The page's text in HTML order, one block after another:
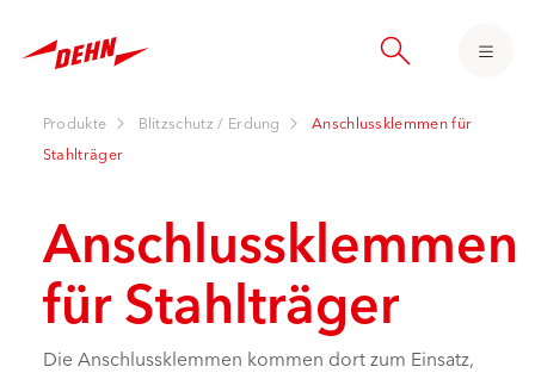
main
Produkte Blitzschutz / Erdung
Anschlussklemmen für
Stahlträger
Anschlussklemmen
für Stahlträger
Die Anschlussklemmen kommen dort zum Einsatz,